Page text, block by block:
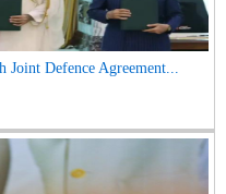
Joint Defence Agreement...